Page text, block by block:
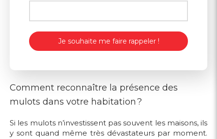
Je souhaite me faire rappeler !
Comment reconnaître la présence des
mulots dans votre habitation ?
Si les mulots n’investissent pas souvent les maisons, ils
y sont quand même très dévastateurs par moment.